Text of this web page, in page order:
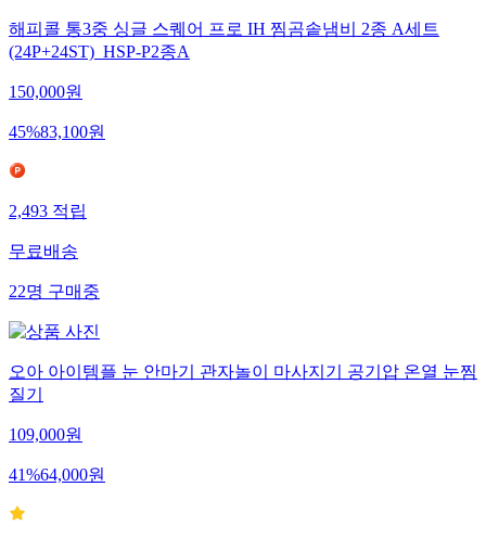
해피콜 통3중 싱글 스퀘어 프로 IH 찜곰솥냄비 2종 A세트
(24P+24ST)_HSP-P2종A
150,000원
45%83,100원
2,493 적립
무료배송
22명 구매중
오아 아이템플 눈 안마기 관자놀이 마사지기 공기압 온열 눈찜
질기
109,000원
41%64,000원